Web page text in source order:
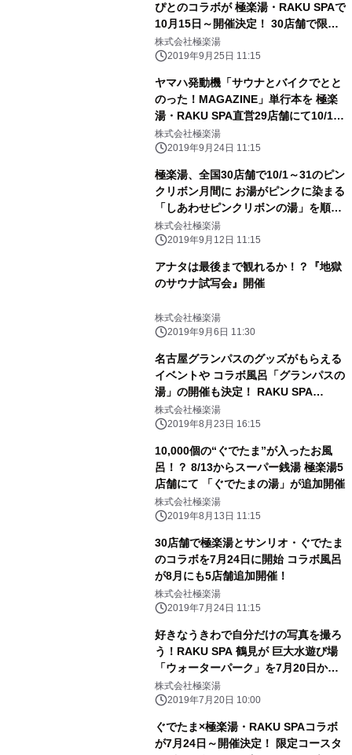
ぴとのコラボが 極楽湯・RAKU SPAで
10月15日～開催決定！ 30店舗で限定
コラボグッズ・メニュー、 6店舗でコ
ラボ風呂が順次登場！
株式会社極楽湯
2019年9月25日 11:15
ヤマハ発動機「サウナとバイクでとと
のった！MAGAZINE」単行本を 極楽
湯・RAKU SPA直営29店舗にて10/10
銭湯の日より先着配布 ～ゆるキャン
△など14作品描き下ろし～
株式会社極楽湯
2019年9月24日 11:15
極楽湯、全国30店舗で10/1～31のピン
クリボン月間に お湯がピンクに染まる
「しあわせピンクリボンの湯」を順次
開催
株式会社極楽湯
2019年9月12日 11:15
アナタは最後まで観れるか！？『地獄
のサウナ試写会』開催
株式会社極楽湯
2019年9月6日 11:30
名古屋グランパスのグッズがもらえる
イベントや コラボ風呂「グランパスの
湯」の開催も決定！ RAKU SPA
GARDEN 名古屋、 名古屋グランパス
とパートナー契約を締結
株式会社極楽湯
2019年8月23日 16:15
10,000個の“ぐでたま”が入ったお風
呂！？ 8/13からスーパー銭湯 極楽湯5
店舗にて 「ぐでたまの湯」が追加開催
株式会社極楽湯
2019年8月13日 11:15
30店舗で極楽湯とサンリオ・ぐでたま
のコラボを7月24日に開始 コラボ風呂
が8月にも5店舗追加開催！
株式会社極楽湯
2019年7月24日 11:15
好きなうきわで自分だけの写真を撮ろ
う！RAKU SPA 鶴見が 巨大水遊び場
「ウォーターパーク」を7月20日から
開催！
株式会社極楽湯
2019年7月20日 10:00
ぐでたま×極楽湯・RAKU SPAコラボ
が7月24日～開催決定！ 限定コースタ